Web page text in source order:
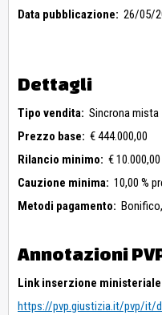
Data pubblicazione: 26/05/
Dettagli
Tipo vendita: Sincrona mista
Prezzo base: € 444.000,00
Rilancio minimo: € 10.000,00
Cauzione minima: 10,00 %
Metodi pagamento: Bonifico,
Annotazioni
Link inserzione
https://pvp.giustizia.it/pvp/it/